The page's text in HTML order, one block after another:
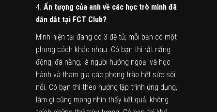
4. Ấn tượng của anh về các học trò mình đã
dẫn dắt tại FCT Club?
Mình hiện tại đang có 3 đệ tử, mỗi bạn có một
phong cách khác nhau. Có bạn thì rất năng
động, đa năng, là người hướng ngoại và học
hành và tham gia các phong trào hết sức sôi
nổi. Có bạn thì theo hướng lập trình ứng dụng,
làm gì cũng mong nhìn thấy kết quả, không